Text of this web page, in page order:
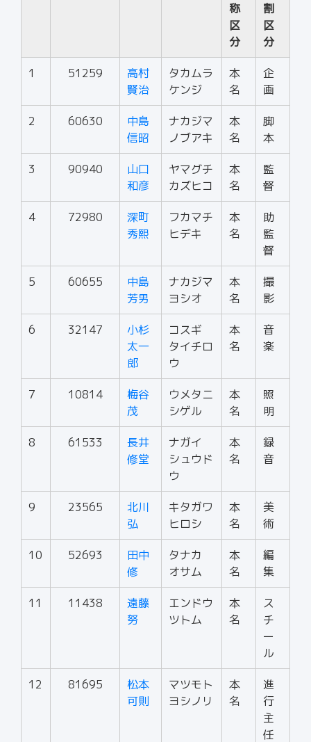
称
区
分
割
区
分
1 51259
高村
賢治
タカムラ
ケンジ
本
名
企
画
2 60630
中島
信昭
ナカジマ
ノブアキ
本
名
脚
本
3 90940
山口
和彦
ヤマグチ
カズヒコ
本
名
監
督
4 72980
深町
秀熙
フカマチ
ヒデキ
本
名
助
監
督
5 60655
中島
芳男
ナカジマ
ヨシオ
本
名
撮
影
6 32147
小杉
太一
郎
コスギ
タイチロ
ウ
本
名
音
楽
7 10814
梅谷
茂
ウメタニ
シゲル
本
名
照
明
8 61533
長井
修堂
ナガイ
シュウド
ウ
本
名
録
音
9 23565
北川
弘
キタガワ
ヒロシ
本
名
美
術
10 52693
田中
修
タナカ
オサム
本
名
編
集
11 11438
遠藤
努
エンドウ
ツトム
本
名
ス
チ
ー
ル
12 81695
松本
可則
マツモト
ヨシノリ
本
名
進
行
主
任